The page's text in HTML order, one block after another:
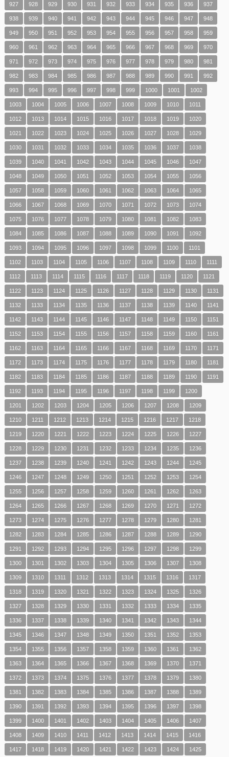
927 928 929 930 931 932 933 934 935 936 937
938 939 940 941 942 943 944 945 946 947 948
949 950 951 952 953 954 955 956 957 958 959
960 961 962 963 964 965 966 967 968 969 970
971 972 973 974 975 976 977 978 979 980 981
982 983 984 985 986 987 988 989 990 991 992
993 994 995 996 997 998 999 1000 1001 1002
1003 1004 1005 1006 1007 1008 1009 1010 1011
1012 1013 1014 1015 1016 1017 1018 1019 1020
1021 1022 1023 1024 1025 1026 1027 1028 1029
1030 1031 1032 1033 1034 1035 1036 1037 1038
1039 1040 1041 1042 1043 1044 1045 1046 1047
1048 1049 1050 1051 1052 1053 1054 1055 1056
1057 1058 1059 1060 1061 1062 1063 1064 1065
1066 1067 1068 1069 1070 1071 1072 1073 1074
1075 1076 1077 1078 1079 1080 1081 1082 1083
1084 1085 1086 1087 1088 1089 1090 1091 1092
1093 1094 1095 1096 1097 1098 1099 1100 1101
1102 1103 1104 1105 1106 1107 1108 1109 1110 1111
1112 1113 1114 1115 1116 1117 1118 1119 1120 1121
1122 1123 1124 1125 1126 1127 1128 1129 1130 1131
1132 1133 1134 1135 1136 1137 1138 1139 1140 1141
1142 1143 1144 1145 1146 1147 1148 1149 1150 1151
1152 1153 1154 1155 1156 1157 1158 1159 1160 1161
1162 1163 1164 1165 1166 1167 1168 1169 1170 1171
1172 1173 1174 1175 1176 1177 1178 1179 1180 1181
1182 1183 1184 1185 1186 1187 1188 1189 1190 1191
1192 1193 1194 1195 1196 1197 1198 1199 1200
1201 1202 1203 1204 1205 1206 1207 1208 1209
1210 1211 1212 1213 1214 1215 1216 1217 1218
1219 1220 1221 1222 1223 1224 1225 1226 1227
1228 1229 1230 1231 1232 1233 1234 1235 1236
1237 1238 1239 1240 1241 1242 1243 1244 1245
1246 1247 1248 1249 1250 1251 1252 1253 1254
1255 1256 1257 1258 1259 1260 1261 1262 1263
1264 1265 1266 1267 1268 1269 1270 1271 1272
1273 1274 1275 1276 1277 1278 1279 1280 1281
1282 1283 1284 1285 1286 1287 1288 1289 1290
1291 1292 1293 1294 1295 1296 1297 1298 1299
1300 1301 1302 1303 1304 1305 1306 1307 1308
1309 1310 1311 1312 1313 1314 1315 1316 1317
1318 1319 1320 1321 1322 1323 1324 1325 1326
1327 1328 1329 1330 1331 1332 1333 1334 1335
1336 1337 1338 1339 1340 1341 1342 1343 1344
1345 1346 1347 1348 1349 1350 1351 1352 1353
1354 1355 1356 1357 1358 1359 1360 1361 1362
1363 1364 1365 1366 1367 1368 1369 1370 1371
1372 1373 1374 1375 1376 1377 1378 1379 1380
1381 1382 1383 1384 1385 1386 1387 1388 1389
1390 1391 1392 1393 1394 1395 1396 1397 1398
1399 1400 1401 1402 1403 1404 1405 1406 1407
1408 1409 1410 1411 1412 1413 1414 1415 1416
1417 1418 1419 1420 1421 1422 1423 1424 1425